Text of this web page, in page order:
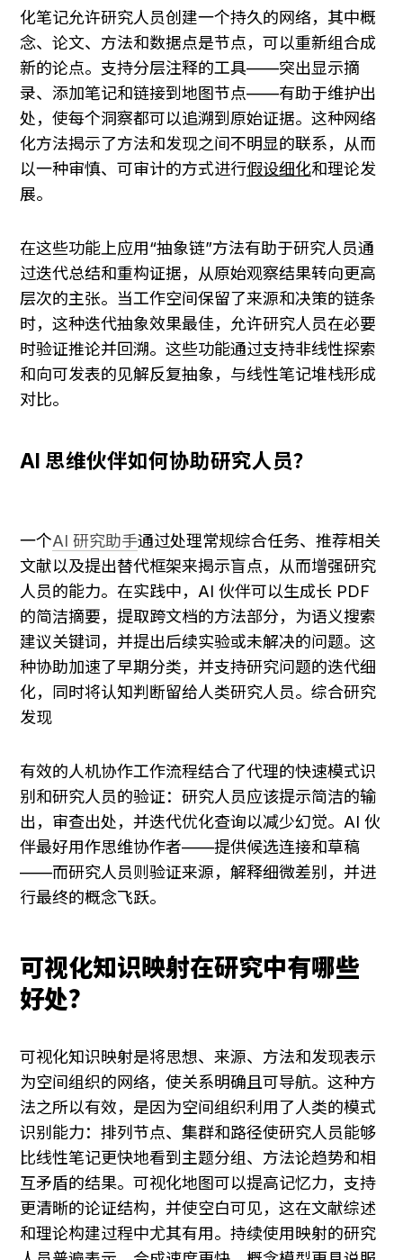
化笔记允许研究人员创建一个持久的网络，其中概
念、论文、方法和数据点是节点，可以重新组合成
新的论点。支持分层注释的工具——突出显示摘
录、添加笔记和链接到地图节点——有助于维护出
处，使每个洞察都可以追溯到原始证据。这种网络
化方法揭示了方法和发现之间不明显的联系，从而
以一种审慎、可审计的方式进行假设细化和理论发
展。
在这些功能上应用“抽象链”方法有助于研究人员通
过迭代总结和重构证据，从原始观察结果转向更高
层次的主张。当工作空间保留了来源和决策的链条
时，这种迭代抽象效果最佳，允许研究人员在必要
时验证推论并回溯。这些功能通过支持非线性探索
和向可发表的见解反复抽象，与线性笔记堆栈形成
对比。
AI 思维伙伴如何协助研究人员？
一个AI 研究助手通过处理常规综合任务、推荐相关
文献以及提出替代框架来揭示盲点，从而增强研究
人员的能力。在实践中，AI 伙伴可以生成长 PDF
的简洁摘要，提取跨文档的方法部分，为语义搜索
建议关键词，并提出后续实验或未解决的问题。这
种协助加速了早期分类，并支持研究问题的迭代细
化，同时将认知判断留给人类研究人员。综合研究
发现
有效的人机协作工作流程结合了代理的快速模式识
别和研究人员的验证：研究人员应该提示简洁的输
出，审查出处，并迭代优化查询以减少幻觉。AI 伙
伴最好用作思维协作者——提供候选连接和草稿
——而研究人员则验证来源，解释细微差别，并进
行最终的概念飞跃。
可视化知识映射在研究中有哪些
好处？
可视化知识映射是将思想、来源、方法和发现表示
为空间组织的网络，使关系明确且可导航。这种方
法之所以有效，是因为空间组织利用了人类的模式
识别能力：排列节点、集群和路径使研究人员能够
比线性笔记更快地看到主题分组、方法论趋势和相
互矛盾的结果。可视化地图可以提高记忆力，支持
更清晰的论证结构，并使空白可见，这在文献综述
和理论构建过程中尤其有用。持续使用映射的研究